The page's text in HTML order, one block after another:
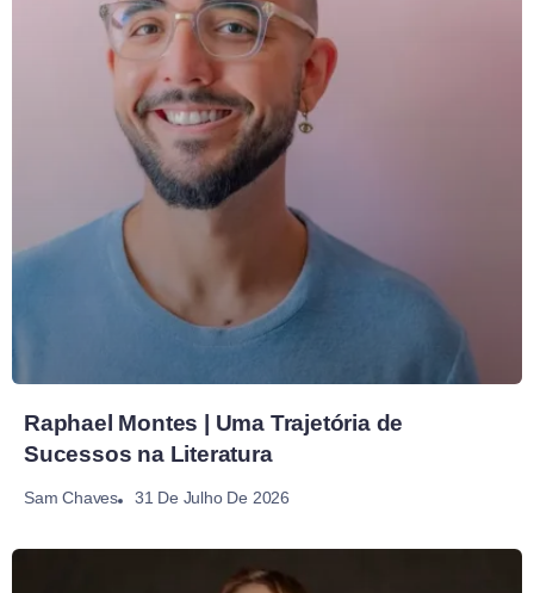
Raphael Montes | Uma Trajetória de
Sucessos na Literatura
Sam Chaves 31 De Julho De 2026